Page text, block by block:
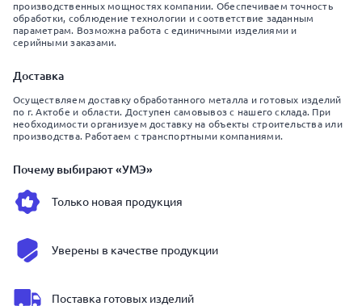
производственных мощностях компании. Обеспечиваем точность
обработки, соблюдение технологии и соответствие заданным
параметрам. Возможна работа с единичными изделиями и
серийными заказами.
Доставка
Осуществляем доставку обработанного металла и готовых изделий
по г. Актобе и области. Доступен самовывоз с нашего склада. При
необходимости организуем доставку на объекты строительства или
производства. Работаем с транспортными компаниями.
Почему выбирают «УМЭ»
Только новая продукция
Уверены в качестве продукции
Поставка готовых изделий